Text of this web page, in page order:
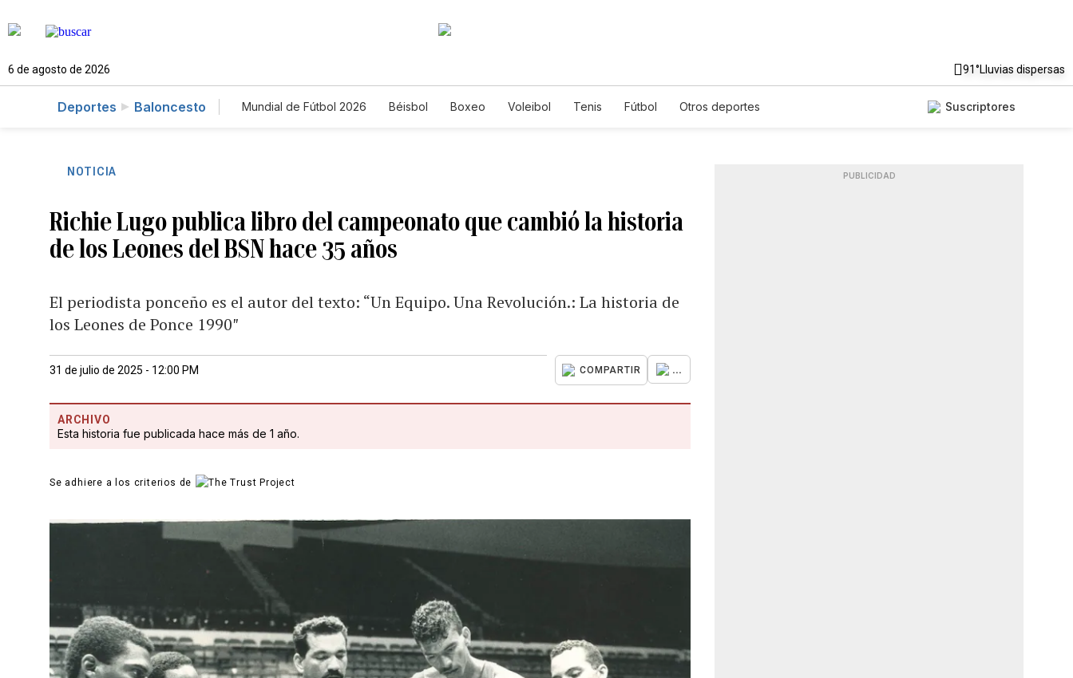
6 de agosto de 2026 91°Lluvias dispersas
Deportes Baloncesto Mundial de Fútbol 2026 Béisbol Boxeo Voleibol Tenis Fútbol Otros deportes Suscriptores
NOTICIA
Richie Lugo publica libro del campeonato que cambió la historia
de los Leones del BSN hace 35 años
El periodista ponceño es el autor del texto: “Un Equipo. Una Revolución.: La historia de
los Leones de Ponce 1990″
31 de julio de 2025 - 12:00 PM COMPARTIR ...
ARCHIVO
Esta historia fue publicada hace más de 1 año.
Se adhiere a los criterios de
PUBLICIDAD